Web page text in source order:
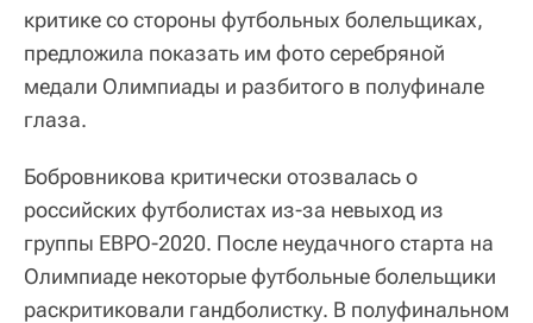
критике со стороны футбольных болельщиках,
предложила показать им фото серебряной
медали Олимпиады и разбитого в полуфинале
глаза.
Бобровникова критически отозвалась о
российских футболистах из-за невыход из
группы ЕВРО-2020. После неудачного старта на
Олимпиаде некоторые футбольные болельщики
раскритиковали гандболистку. В полуфинальном